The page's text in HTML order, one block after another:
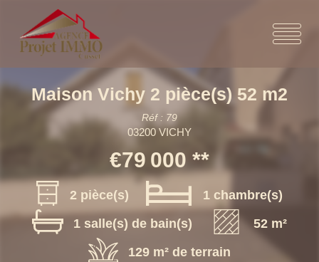
Maison Vichy 2 pièce(s) 52 m2
Réf : 79
03200 VICHY
€79 000 **
2 pièce(s)
1 chambre(s)
1 salle(s) de bain(s)
52 m²
129 m² de terrain